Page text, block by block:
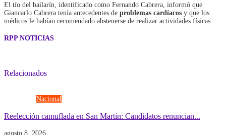
El tío del bailarín, identificado como Fernando Cabrera, informó que
Giancarlo Cabrera tenía antecedentes de problemas cardíacos y que los
médicos le habían recomendado abstenerse de realizar actividades físicas.
RPP NOTICIAS
Relacionados
Nacional
Reelección camuflada en San Martín: Candidatos renuncian...
agosto 8, 2026